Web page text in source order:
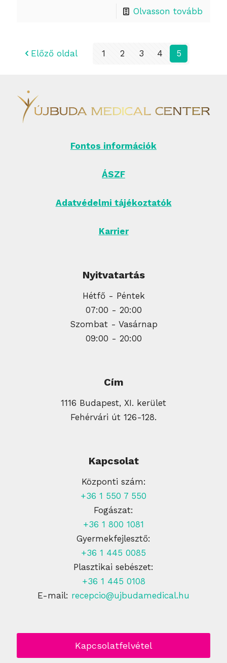
Olvasson tovább
Előző oldal 1 2 3 4 5
Fontos információk
ÁSZF
Adatvédelmi tájékoztatók
Karrier
Nyitvatartás
Hétfő - Péntek
07:00 - 20:00
Szombat - Vasárnap
09:00 - 20:00
Cím
1116 Budapest, XI. kerület
Fehérvári út 126-128.
Kapcsolat
Központi szám:
+36 1 550 7 550
Fogászat:
+36 1 800 1081
Gyermekfejlesztő:
+36 1 445 0085
Plasztikai sebészet:
+36 1 445 0108
E-mail: recepcio@ujbudamedical.hu
Kapcsolatfelvétel